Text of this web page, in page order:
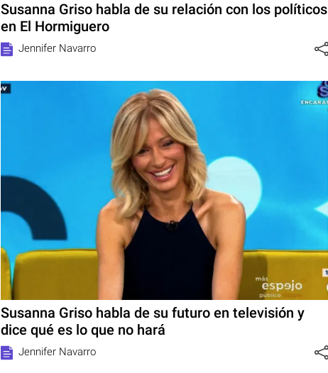
Susanna Griso habla de su relación con los políticos
en El Hormiguero
Jennifer Navarro
Susanna Griso habla de su futuro en televisión y
dice qué es lo que no hará
Jennifer Navarro